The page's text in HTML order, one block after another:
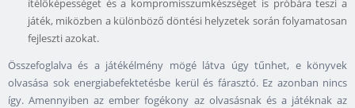
ítélőképességet és a kompromisszumkészséget is próbára teszi a
játék, miközben a különböző döntési helyzetek során folyamatosan
fejleszti azokat.
Összefoglalva és a játékélmény mögé látva úgy tűnhet, e könyvek
olvasása sok energiabefektetésbe kerül és fárasztó. Ez azonban nincs
így. Amennyiben az ember fogékony az olvasásnak és a játéknak az